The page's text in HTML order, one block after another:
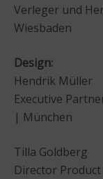
Verleger und
Wiesbaden
Design:
Hendrik Müller
Executive
| München
Tilla Goldberg
Director